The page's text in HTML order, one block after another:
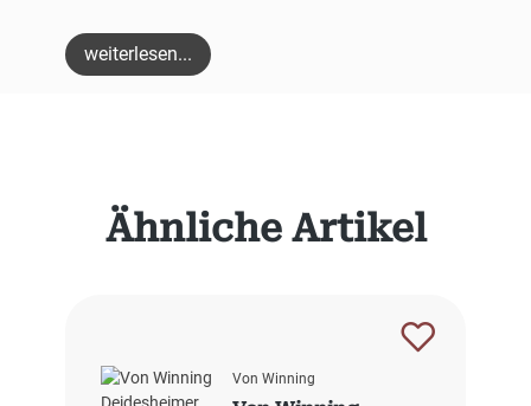
Produktgalerie überspringen
Ähnliche Artikel
Von Winning
weiterlesen...